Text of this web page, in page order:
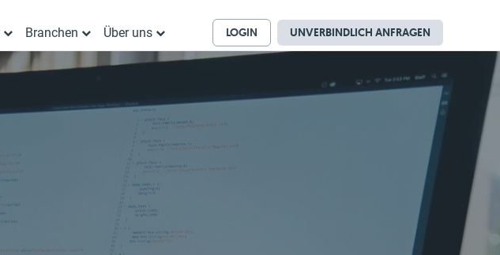
Branchen Über uns LOGIN UNVERBINDLICH ANFRAGEN